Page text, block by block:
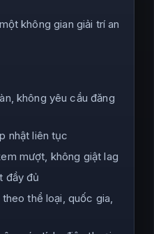
không gian giải trí an
không yêu cầu đăng
nhật liên tục
mượt, không giật lag
đầy đủ
theo thể loại, quốc gia,